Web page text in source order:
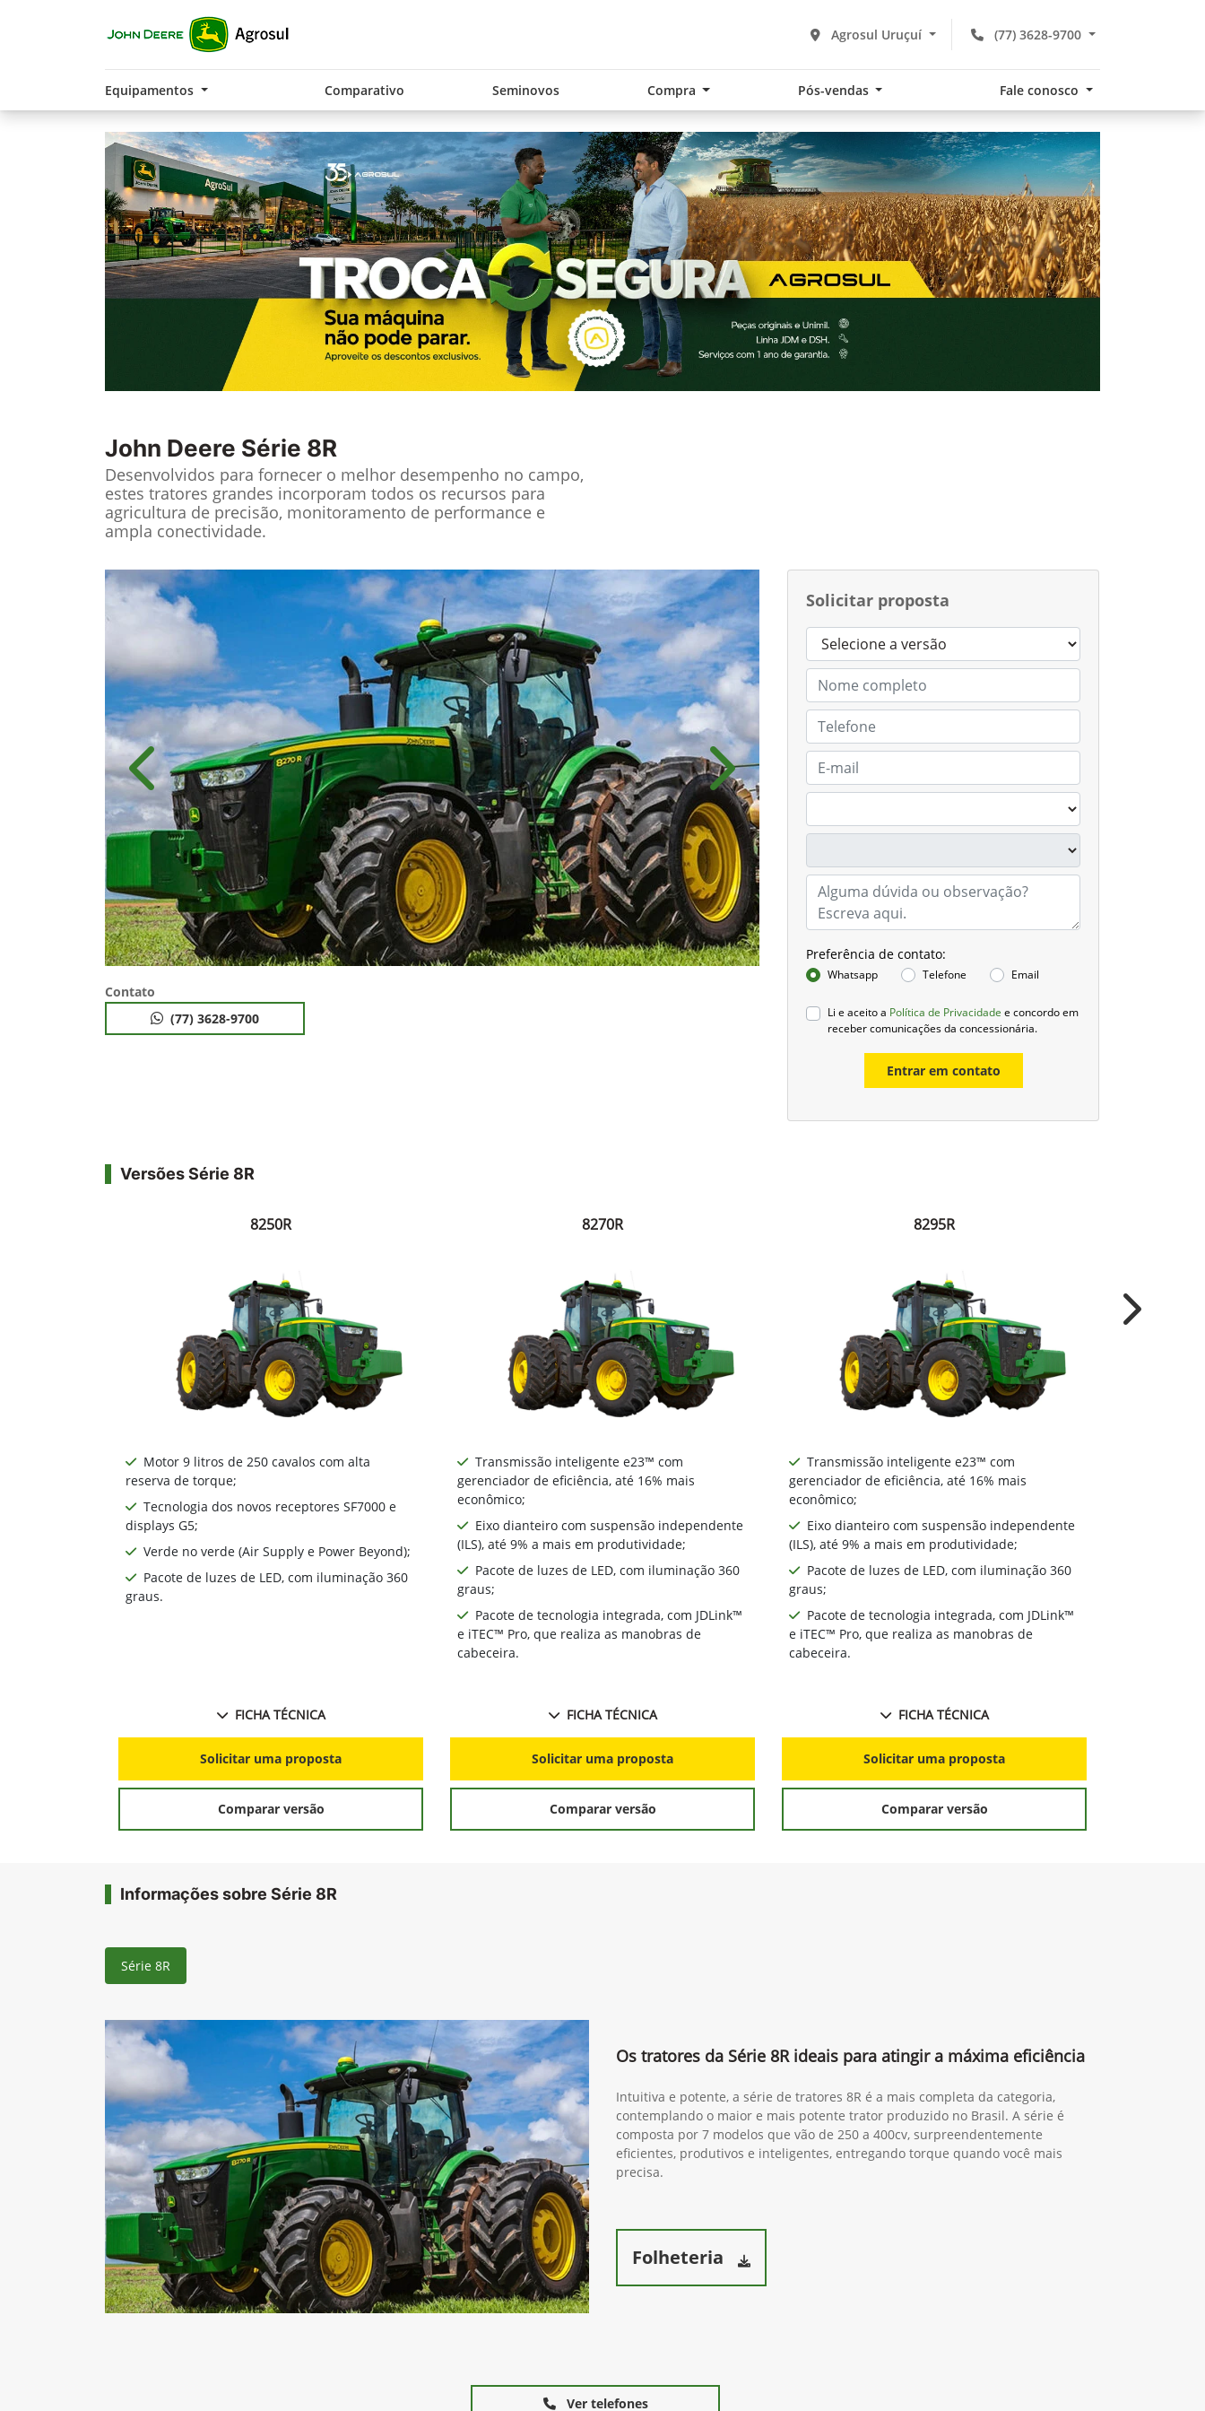
(77) 3628-9700
Agrosul Uruçuí
Equipamentos Comparativo Seminovos Compra Pós-vendas Fale conosco
John Deere Série 8R
Desenvolvidos para fornecer o melhor desempenho no campo,
estes tratores grandes incorporam todos os recursos para
agricultura de precisão, monitoramento de performance e
ampla conectividade.
Solicitar proposta
Preferência de contato:
Whatsapp Telefone Email
Li e aceito a Política de Privacidade e concordo em
receber comunicações da concessionária.
Entrar em contato
Anterior Próximo
Contato
(77) 3628-9700
Versões Série 8R
8250R
Motor 9 litros de 250 cavalos com alta
reserva de torque;
Tecnologia dos novos receptores SF7000 e
displays G5;
Verde no verde (Air Supply e Power Beyond);
Pacote de luzes de LED, com iluminação 360
graus.
FICHA TÉCNICA
Solicitar uma proposta
Comparar versão
8270R
Transmissão inteligente e23™ com
gerenciador de eficiência, até 16% mais
econômico;
Eixo dianteiro com suspensão independente
(ILS), até 9% a mais em produtividade;
Pacote de luzes de LED, com iluminação 360
graus;
Pacote de tecnologia integrada, com JDLink™
e iTEC™ Pro, que realiza as manobras de
cabeceira.
FICHA TÉCNICA
Solicitar uma proposta
Comparar versão
8295R
Transmissão inteligente e23™ com
gerenciador de eficiência, até 16% mais
econômico;
Eixo dianteiro com suspensão independente
(ILS), até 9% a mais em produtividade;
Pacote de luzes de LED, com iluminação 360
graus;
Pacote de tecnologia integrada, com JDLink™
e iTEC™ Pro, que realiza as manobras de
cabeceira.
FICHA TÉCNICA
Solicitar uma proposta
Comparar versão
Next
Informações sobre Série 8R
Série 8R
Os tratores da Série 8R ideais para atingir a máxima eficiência
Intuitiva e potente, a série de tratores 8R é a mais completa da categoria,
contemplando o maior e mais potente trator produzido no Brasil. A série é
composta por 7 modelos que vão de 250 a 400cv, surpreendentemente
eficientes, produtivos e inteligentes, entregando torque quando você mais
precisa.
Folheteria
Ver telefones